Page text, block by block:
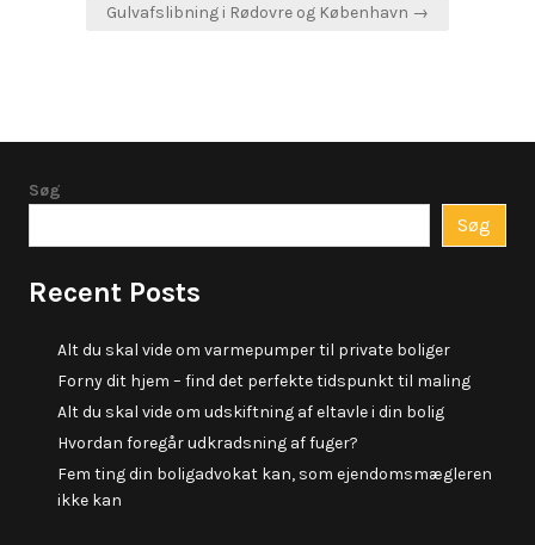
Gulvafslibning i Rødovre og København →
Søg
Søg
Recent Posts
Alt du skal vide om varmepumper til private boliger
Forny dit hjem – find det perfekte tidspunkt til maling
Alt du skal vide om udskiftning af eltavle i din bolig
Hvordan foregår udkradsning af fuger?
Fem ting din boligadvokat kan, som ejendomsmægleren
ikke kan